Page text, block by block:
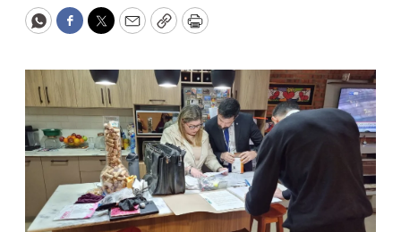
WhatsApp
Facebook
Twitter
EmailCopyPrint